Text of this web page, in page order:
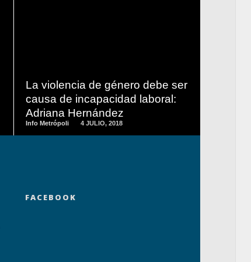
La violencia de género debe ser
causa de incapacidad laboral:
Adriana Hernández
Info Metrópoli 4 JULIO, 2018
FACEBOOK